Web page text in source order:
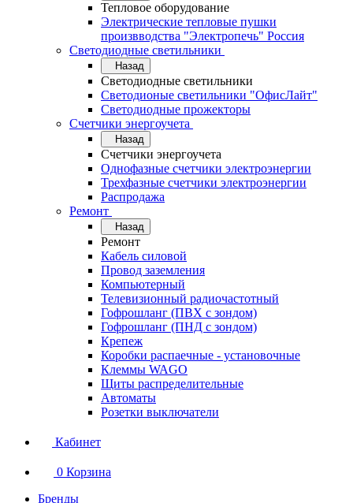
Тепловое оборудование
Электрические тепловые пушки
произвводства "Электропечь" Россия
Светодиодные светильники
Назад
Светодиодные светильники
Светодионые светильники "ОфисЛайт"
Светодиодные прожекторы
Счетчики энергоучета
Назад
Счетчики энергоучета
Однофазные счетчики электроэнергии
Трехфазные счетчики электроэнергии
Распродажа
Ремонт
Назад
Ремонт
Кабель силовой
Провод заземления
Компьютерный
Телевизионный радиочастотный
Гофрошланг (ПВХ с зондом)
Гофрошланг (ПНД с зондом)
Крепеж
Коробки распаечные - установочные
Клеммы WAGO
Щиты распределительные
Автоматы
Розетки выключатели
Кабинет
0 Корзина
Бренды